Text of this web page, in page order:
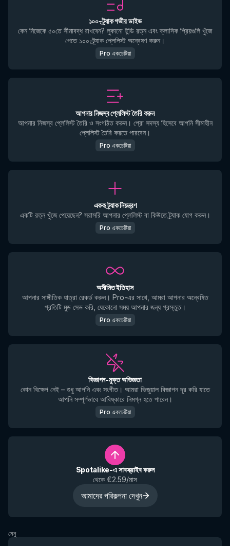
১০০-ট্র্যাক গভীর ডাইভ
কেন নিজেকে ৫০তে সীমাবদ্ধ রাখবেন? লুকানো ইন্ডি রত্ন এবং ক্লাসিক প্রিয়গুলি খুঁজে
পেতে ১০০-ট্র্যাক প্লেলিস্ট অন্বেষণ করুন।
Pro একচেটিয়া
আপনার নিজস্ব প্লেলিস্ট তৈরি করুন
আপনার নিজস্ব প্লেলিস্ট তৈরি ও সংগঠিত করুন। প্রো সদস্য হিসেবে আপনি সীমাহীন
প্লেলিস্ট তৈরি করতে পারবেন।
Pro একচেটিয়া
একক ট্র্যাক নিয়ন্ত্রণ
একটি রত্ন খুঁজে পেয়েছেন? সরাসরি আপনার প্লেলিস্ট বা কিউতে ট্র্যাক যোগ করুন।
Pro একচেটিয়া
অসীমিত ইতিহাস
আপনার সাঙ্গীতিক যাত্রা রেকর্ড করুন। Pro-এর সাথে, আমরা আপনার অন্বেষিত
প্রতিটি মুড সেভ করি, যেকোনো সময় আপনার জন্য প্রস্তুত।
Pro একচেটিয়া
বিজ্ঞাপন-মুক্ত অভিজ্ঞতা
কোন বিক্ষেপ নেই – শুধু আপনি এবং সংগীত। আমরা ভিজুয়াল বিজ্ঞাপন দূর করি যাতে
আপনি সম্পূর্ণভাবে আবিষ্কারে নিমগ্ন হতে পারেন।
Pro একচেটিয়া
Spotalike-এ সাবস্ক্রাইব করুন
থেকে €2.59/মাস
আমাদের পরিকল্পনা দেখুন
মেনু